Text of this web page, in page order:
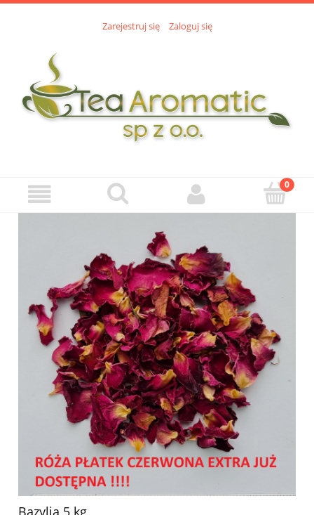
Zarejestruj się Zaloguj się
Bazylia 5 kg